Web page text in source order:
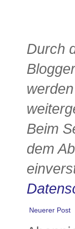
Durch
Beim
dem
Neuerer Post